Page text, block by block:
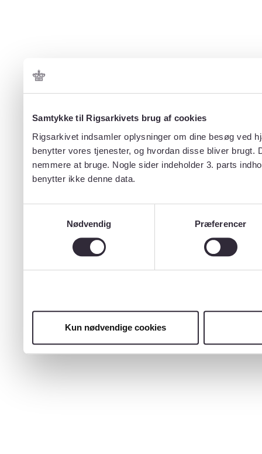
Samtykke til Rigsarkivets brug af cookies
Rigsarkivet indsamler oplysninger om dine besøg ved
benytter vores tjenester, og hvordan disse bliver
nemmere at bruge. Nogle sider indeholder 3. parts
benytter ikke denne data.
Nødvendig
Præferencer
Kun nødvendige cookies